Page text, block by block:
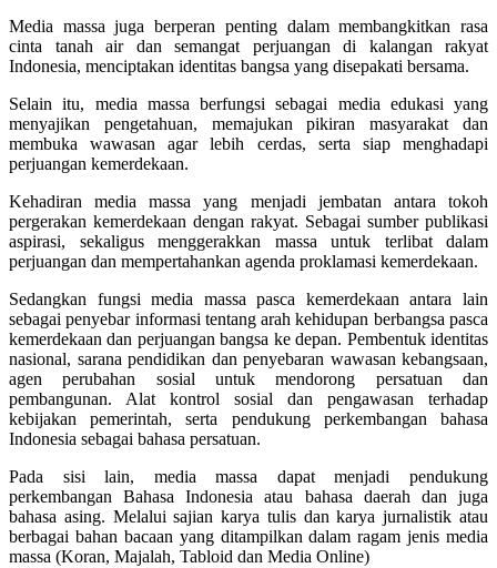
Media massa juga berperan penting dalam membangkitkan rasa
cinta tanah air dan semangat perjuangan di kalangan rakyat
Indonesia, menciptakan identitas bangsa yang disepakati bersama.
Selain itu, media massa berfungsi sebagai media edukasi yang
menyajikan pengetahuan, memajukan pikiran masyarakat dan
membuka wawasan agar lebih cerdas, serta siap menghadapi
perjuangan kemerdekaan.
Kehadiran media massa yang menjadi jembatan antara tokoh
pergerakan kemerdekaan dengan rakyat. Sebagai sumber publikasi
aspirasi, sekaligus menggerakkan massa untuk terlibat dalam
perjuangan dan mempertahankan agenda proklamasi kemerdekaan.
Sedangkan fungsi media massa pasca kemerdekaan antara lain
sebagai penyebar informasi tentang arah kehidupan berbangsa pasca
kemerdekaan dan perjuangan bangsa ke depan. Pembentuk identitas
nasional, sarana pendidikan dan penyebaran wawasan kebangsaan,
agen perubahan sosial untuk mendorong persatuan dan
pembangunan. Alat kontrol sosial dan pengawasan terhadap
kebijakan pemerintah, serta pendukung perkembangan bahasa
Indonesia sebagai bahasa persatuan.
Pada sisi lain, media massa dapat menjadi pendukung
perkembangan Bahasa Indonesia atau bahasa daerah dan juga
bahasa asing. Melalui sajian karya tulis dan karya jurnalistik atau
berbagai bahan bacaan yang ditampilkan dalam ragam jenis media
massa (Koran, Majalah, Tabloid dan Media Online)